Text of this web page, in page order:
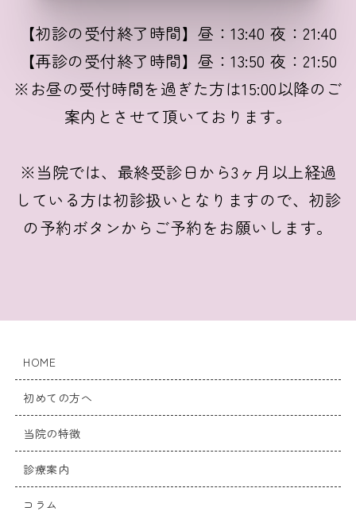
【初診の受付終了時間】昼：13:40 夜：21:40
【再診の受付終了時間】昼：13:50 夜：21:50
※お昼の受付時間を過ぎた方は15:00以降のご
案内とさせて頂いております。
※当院では、最終受診日から3ヶ月以上経過
している方は初診扱いとなりますので、初診
の予約ボタンからご予約をお願いします。
HOME
初めての方へ
当院の特徴
診療案内
コラム